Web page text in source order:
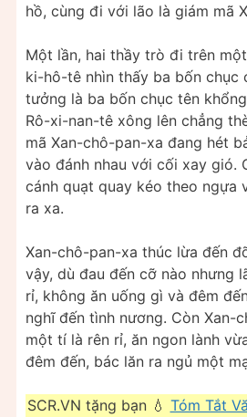
hồ, cùng đi với lão là giám mã
Một lần, hai thầy trò đi trên
ki-hô-tê nhìn thấy ba bốn chục
tưởng là ba bốn chục tên
Rô-xi-nan-tê xông lên chẳng
mã Xan-chô-pan-xa đang hét
vào đánh nhau với cối xay gió.
cánh quạt quay kéo theo ngựa
ra xa.
Xan-chô-pan-xa thúc lừa đến
vậy, dù đau đến cỡ nào nhưng
rỉ, không ăn uống gì và đêm
nghĩ đến tình nương. Còn Xan-
một tí là rên rỉ, ăn ngon lành
đêm đến, bác lăn ra ngủ một
SCR.VN tặng bạn 💧 Tóm Tắt